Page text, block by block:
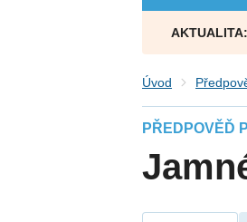
AKTUALITA:
Úvod
PŘEDPOVĚĎ